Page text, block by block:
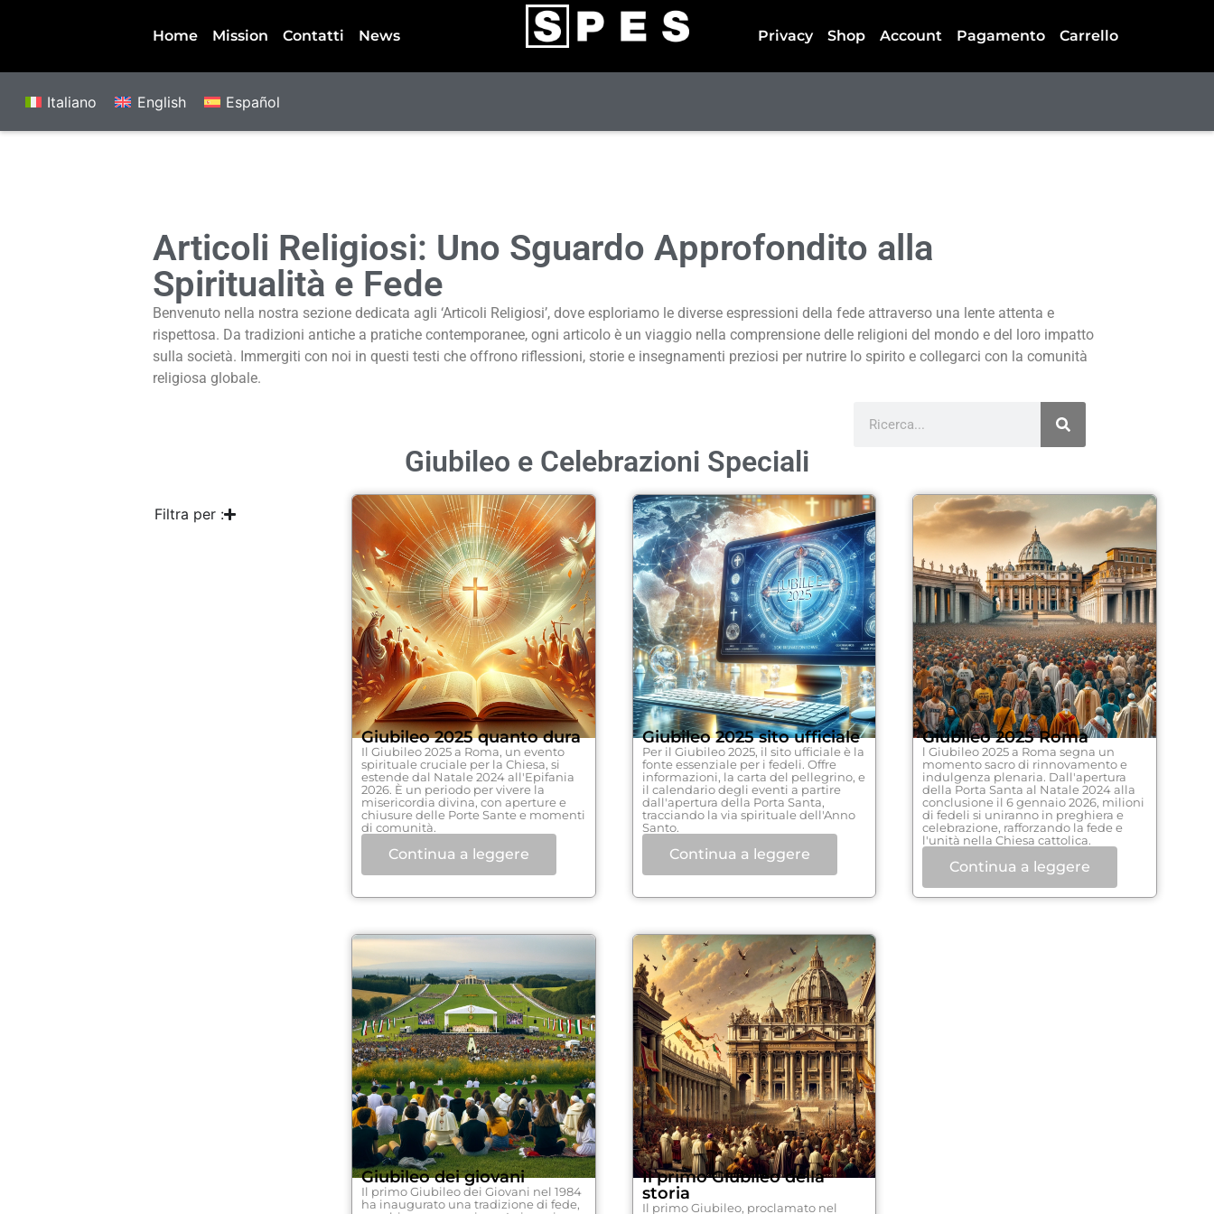
Home Mission Contatti News Privacy Shop Account Pagamento Carrello
Italiano English Español
Articoli Religiosi: Uno Sguardo Approfondito alla
Spiritualità e Fede
Benvenuto nella nostra sezione dedicata agli ‘Articoli Religiosi’, dove esploriamo le diverse espressioni della fede attraverso una lente attenta e
rispettosa. Da tradizioni antiche a pratiche contemporanee, ogni articolo è un viaggio nella comprensione delle religioni del mondo e del loro impatto
sulla società. Immergiti con noi in questi testi che offrono riflessioni, storie e insegnamenti preziosi per nutrire lo spirito e collegarci con la comunità
religiosa globale.
Giubileo e Celebrazioni Speciali
Filtra per :
Giubileo 2025 quanto dura
Il Giubileo 2025 a Roma, un evento
spirituale cruciale per la Chiesa, si
estende dal Natale 2024 all'Epifania
2026. È un periodo per vivere la
misericordia divina, con aperture e
chiusure delle Porte Sante e momenti
di comunità.
Continua a leggere
Giubileo 2025 sito ufficiale
Per il Giubileo 2025, il sito ufficiale è la
fonte essenziale per i fedeli. Offre
informazioni, la carta del pellegrino, e
il calendario degli eventi a partire
dall'apertura della Porta Santa,
tracciando la via spirituale dell'Anno
Santo.
Continua a leggere
Giubileo 2025 Roma
l Giubileo 2025 a Roma segna un
momento sacro di rinnovamento e
indulgenza plenaria. Dall'apertura
della Porta Santa al Natale 2024 alla
conclusione il 6 gennaio 2026, milioni
di fedeli si uniranno in preghiera e
celebrazione, rafforzando la fede e
l'unità nella Chiesa cattolica.
Continua a leggere
Giubileo dei giovani
Il primo Giubileo dei Giovani nel 1984
ha inaugurato una tradizione di fede,
Il primo Giubileo della
storia
Il primo Giubileo, proclamato nel